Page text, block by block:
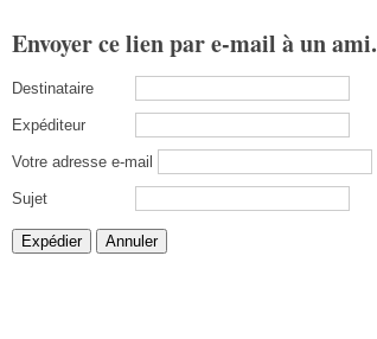
Envoyer ce lien par e-mail à un ami.
Destinataire
Expéditeur
Votre adresse e-mail
Sujet
Expédier Annuler